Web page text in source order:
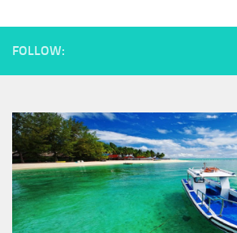
FOLLOW: